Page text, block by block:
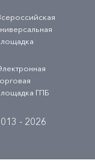
ГПБ
- 2026